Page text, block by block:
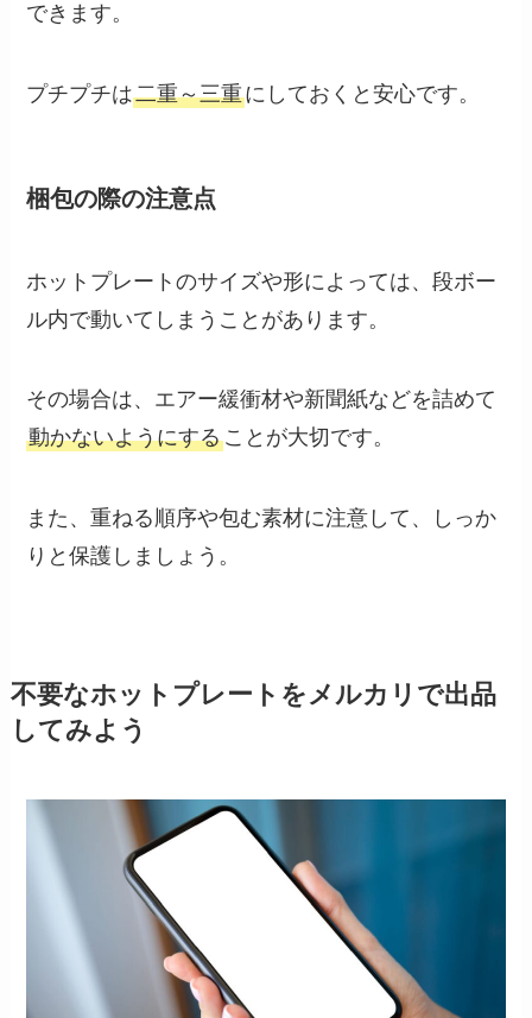
できます。
プチプチは二重～三重にしておくと安心です。
梱包の際の注意点
ホットプレートのサイズや形によっては、段ボー
ル内で動いてしまうことがあります。
その場合は、エアー緩衝材や新聞紙などを詰めて
動かないようにすることが大切です。
また、重ねる順序や包む素材に注意して、しっか
りと保護しましょう。
不要なホットプレートをメルカリで出品
してみよう